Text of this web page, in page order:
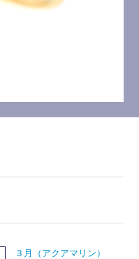
３月（アクアマリン）